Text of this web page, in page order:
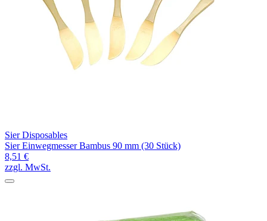
Sier Disposables
Sier Einwegmesser Bambus 90 mm (30 Stück)
8,51 €
zzgl. MwSt.